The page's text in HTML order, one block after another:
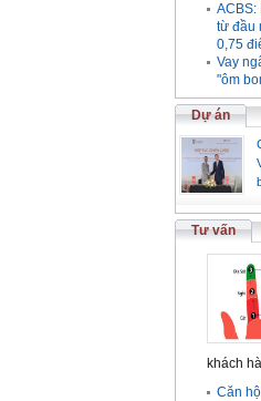
ACBS:
từ đầu
0,75
Vay
"ôm
Dự án
Tư vấn
khách
Căn